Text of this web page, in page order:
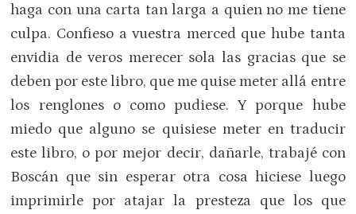
haga con una carta tan larga a quien no me tiene
culpa. Confieso a vuestra merced que hube tanta
envidia de veros merecer sola las gracias que se
deben por este libro, que me quise meter allá entre
los renglones o como pudiese. Y porque hube
miedo que alguno se quisiese meter en traducir
este libro, o por mejor decir, dañarle, trabajé con
Boscán que sin esperar otra cosa hiciese luego
imprimirle por atajar la presteza que los que